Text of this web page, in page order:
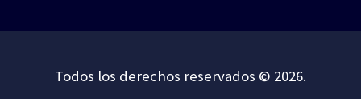
Todos los derechos reservados © 2026.